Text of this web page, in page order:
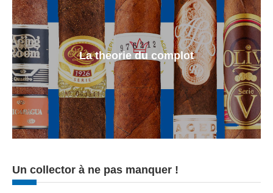
La theorie du complot
Un collector à ne pas manquer !